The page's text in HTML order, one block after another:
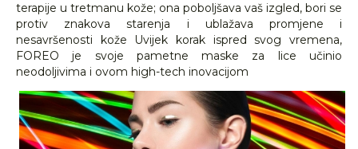
terapije u tretmanu kože; ona poboljšava vaš izgled, bori se
protiv znakova starenja i ublažava promjene i
nesavršenosti kože Uvijek korak ispred svog vremena,
FOREO je svoje pametne maske za lice učinio
neodoljivima i ovom high-tech inovacijom